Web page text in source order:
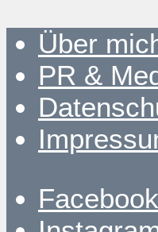
Über
PR &
Facebook